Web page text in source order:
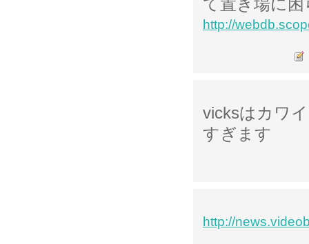
て置き場に
http://
vicksはカワ
すぎます
http://